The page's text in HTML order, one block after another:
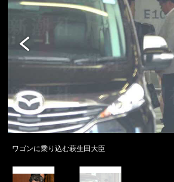
ワゴンに乗り込む萩生田大臣